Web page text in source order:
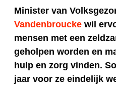
Minister van
Vandenbroucke wil
mensen met een
geholpen worden en
hulp en zorg vinden.
jaar voor ze eindelijk